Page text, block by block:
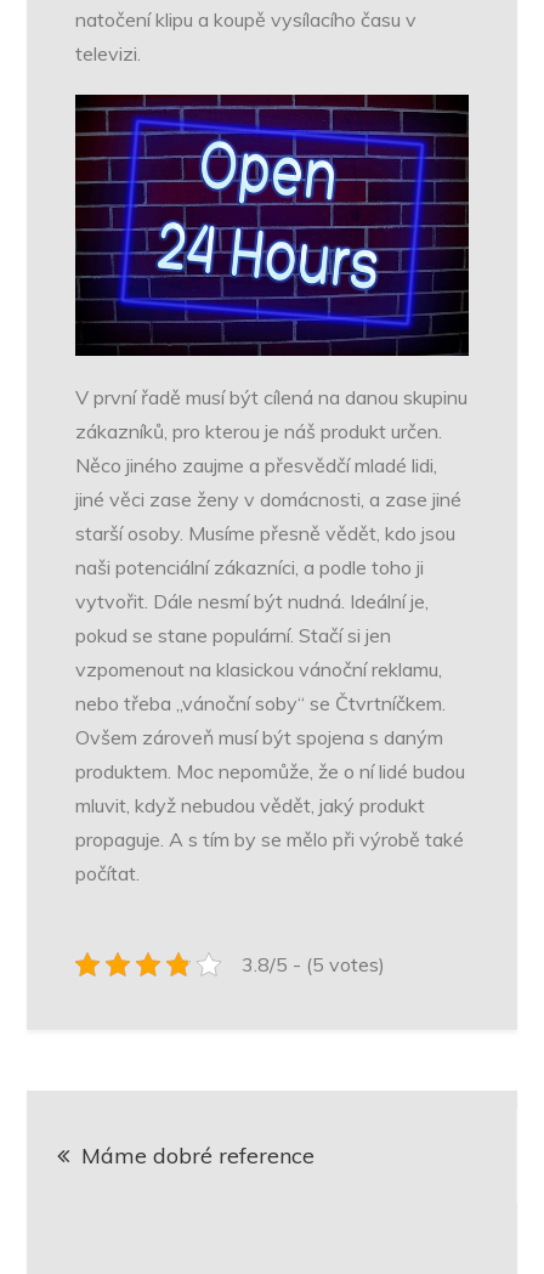
natočení klipu a koupě vysílacího času v
televizi.
V první řadě musí být cílená na danou skupinu
zákazníků, pro kterou je náš produkt určen.
Něco jiného zaujme a přesvědčí mladé lidi,
jiné věci zase ženy v domácnosti, a zase jiné
starší osoby. Musíme přesně vědět, kdo jsou
naši potenciální zákazníci, a podle toho ji
vytvořit. Dále nesmí být nudná. Ideální je,
pokud se stane populární. Stačí si jen
vzpomenout na klasickou vánoční reklamu,
nebo třeba „vánoční soby“ se Čtvrtníčkem.
Ovšem zároveň musí být spojena s daným
produktem. Moc nepomůže, že o ní lidé budou
mluvit, když nebudou vědět, jaký produkt
propaguje. A s tím by se mělo při výrobě také
počítat.
3.8/5 - (5 votes)
proMáme dobré reference